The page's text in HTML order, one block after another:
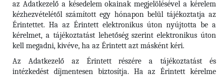
az Adatkezelő a késedelem okainak megjelölésével a kérelem
kézhezvételétől számított egy hónapon belül tájékoztatja az
Érintettet. Ha az Érintett elektronikus úton nyújtotta be a
kérelmet, a tájékoztatást lehetőség szerint elektronikus úton
kell megadni, kivéve, ha az Érintett azt másként kéri.
Az Adatkezelő az Érintett részére a tájékoztatást és
intézkedést díjmentesen biztosítja. Ha az Érintett kérelme